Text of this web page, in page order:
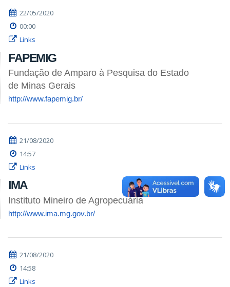
22/05/2020
00:00
Links
FAPEMIG
Fundação de Amparo à Pesquisa do Estado
de Minas Gerais
http://www.fapemig.br/
21/08/2020
14:57
Links
IMA
Instituto Mineiro de Agropecuária
http://www.ima.mg.gov.br/
21/08/2020
14:58
Links